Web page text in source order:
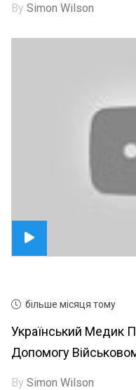
BySimon Wilson
більше місяця тому
Український Медик
Допомогу
BySimon Wilson